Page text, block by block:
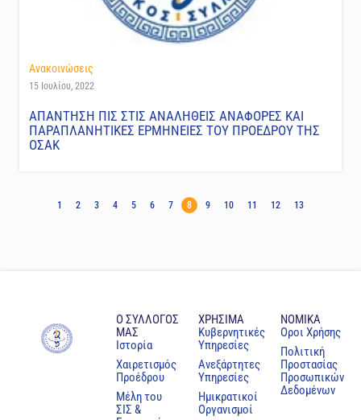
Ανακοινώσεις
15 Ιουλίου, 2022
ΑΠΑΝΤΗΣΗ ΠΙΣ ΣΤΙΣ ΑΝΑΛΗΘΕΙΣ ΑΝΑΦΟΡΕΣ ΚΑΙ
ΠΑΡΑΠΛΑΝΗΤΙΚΕΣ ΕΡΜΗΝΕΙΕΣ ΤΟΥ ΠΡΟΕΔΡΟΥ ΤΗΣ
ΟΣΑΚ
1 2 3 4 5 6 7 8 9 10 11 12 13
Ο ΣΥΛΛΟΓΟΣ
ΜΑΣ
Ιστορία
Χαιρετισμός
Προέδρου
Μέλη του
ΣΙΣ &
ΧΡΗΣΙΜΑ
Κυβερνητικές
Υπηρεσίες
Ανεξάρτητες
Υπηρεσίες
Ημικρατικοί
Οργανισμοί
NOMIKA
Oροι Χρήσης
Πολιτική
Προστασίας
Προσωπικών
Δεδομένων